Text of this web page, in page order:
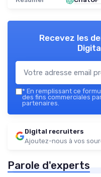
Recevez les
* En remplissant ce
des fins commerciales
partenaires.
Digital recruiters
Ajoutez-nous à vos
Parole d'experts